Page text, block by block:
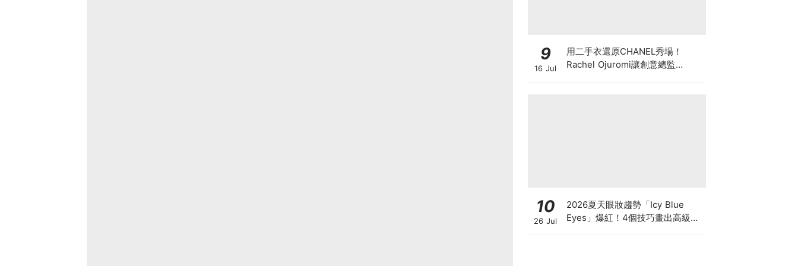
9
16 Jul
用二手衣還原CHANEL秀場！
Rachel Ojuromi讓創意總監
10
26 Jul
2026夏天眼妝趨勢「Icy Blue
Eyes」爆紅！4個技巧畫出高級冰